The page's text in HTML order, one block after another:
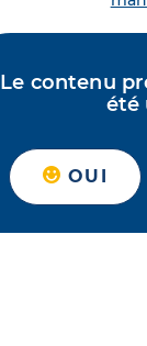
Le contenu
été
OUI